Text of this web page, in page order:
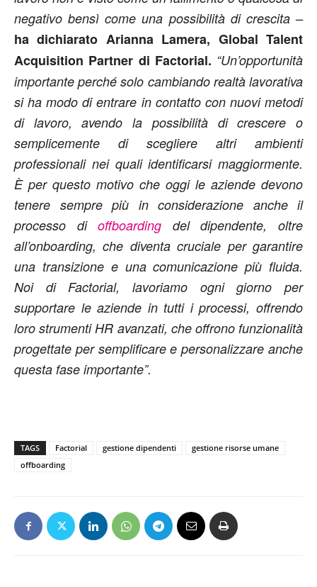
negativo bensì come una possibilità di crescita –
ha dichiarato Arianna Lamera, Global Talent
Acquisition Partner di Factorial. “Un’opportunità
importante perché solo cambiando realtà lavorativa
si ha modo di entrare in contatto con nuovi metodi
di lavoro, avendo la possibilità di crescere o
semplicemente di scegliere altri ambienti
professionali nei quali identificarsi maggiormente.
È per questo motivo che oggi le aziende devono
tenere sempre più in considerazione anche il
processo dioffboarding del dipendente, oltre
all’onboarding, che diventa cruciale per garantire
una transizione e una comunicazione più fluida.
Noi di Factorial, lavoriamo ogni giorno per
supportare le aziende in tutti i processi, offrendo
loro strumenti HR avanzati, che offrono funzionalità
progettate per semplificare e personalizzare anche
questa fase importante”.
TAGS Factorial gestione dipendenti
gestione risorse umane
offboarding